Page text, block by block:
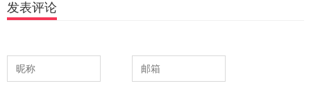
发表评论